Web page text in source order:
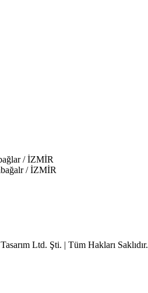
/ İZMİR
/ İZMİR
Ltd. Şti. | Tüm Hakları Saklıdır.